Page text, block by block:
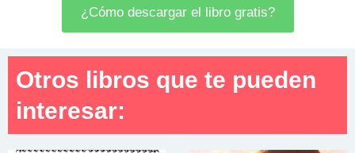
¿Cómo descargar el libro gratis?
Otros libros que te pueden
interesar: